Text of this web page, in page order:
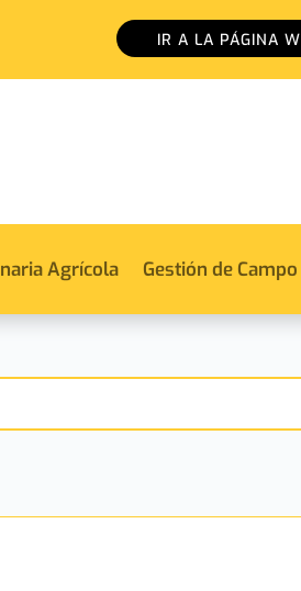
IR A LA PÁGINA
Agrícola Gestión de Campo